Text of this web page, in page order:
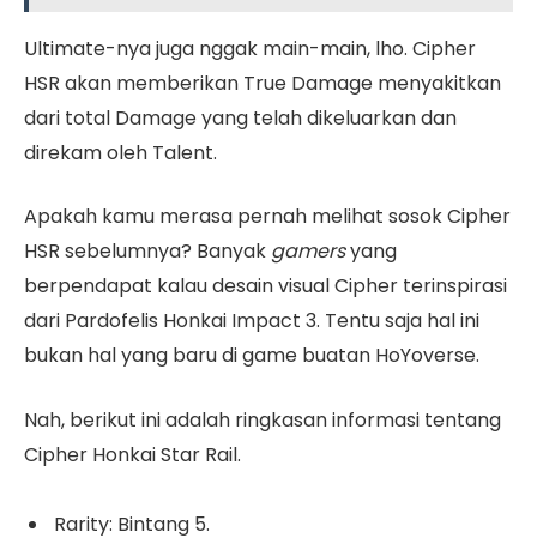
Ultimate-nya juga nggak main-main, lho. Cipher
HSR akan memberikan True Damage menyakitkan
dari total Damage yang telah dikeluarkan dan
direkam oleh Talent.
Apakah kamu merasa pernah melihat sosok Cipher
HSR sebelumnya? Banyak gamersyang
berpendapat kalau desain visual Cipher terinspirasi
dari Pardofelis Honkai Impact 3. Tentu saja hal ini
bukan hal yang baru di game buatan HoYoverse.
Nah, berikut ini adalah ringkasan informasi tentang
Cipher Honkai Star Rail.
Rarity: Bintang 5.